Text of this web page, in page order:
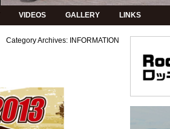
VIDEOS GALLERY LINKS
Category Archives: INFORMATION